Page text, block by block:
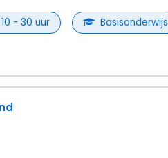
10 - 30 uur Basisonderwijs